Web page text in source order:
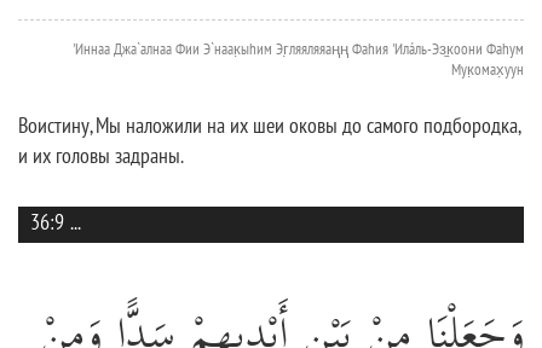
'Иннаа Джа`алнаа Фии Э`наак̣ыhим Эг̣ляяляяаңң Фаhия 'Илáль-Эз̱к̣оони Фаhум
Мук̣омах̣уун
Воистину, Мы наложили на их шеи оковы до самого подбородка,
и их головы задраны.
36:9 ...